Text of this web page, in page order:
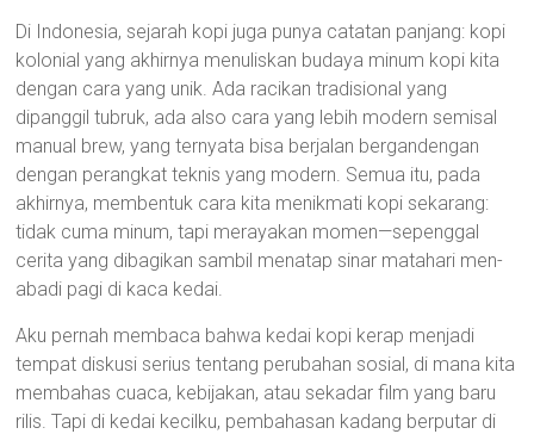
Di Indonesia, sejarah kopi juga punya catatan panjang: kopi
kolonial yang akhirnya menuliskan budaya minum kopi kita
dengan cara yang unik. Ada racikan tradisional yang
dipanggil tubruk, ada also cara yang lebih modern semisal
manual brew, yang ternyata bisa berjalan bergandengan
dengan perangkat teknis yang modern. Semua itu, pada
akhirnya, membentuk cara kita menikmati kopi sekarang:
tidak cuma minum, tapi merayakan momen—sepenggal
cerita yang dibagikan sambil menatap sinar matahari men-
abadi pagi di kaca kedai.
Aku pernah membaca bahwa kedai kopi kerap menjadi
tempat diskusi serius tentang perubahan sosial, di mana kita
membahas cuaca, kebijakan, atau sekadar film yang baru
rilis. Tapi di kedai kecilku, pembahasan kadang berputar di